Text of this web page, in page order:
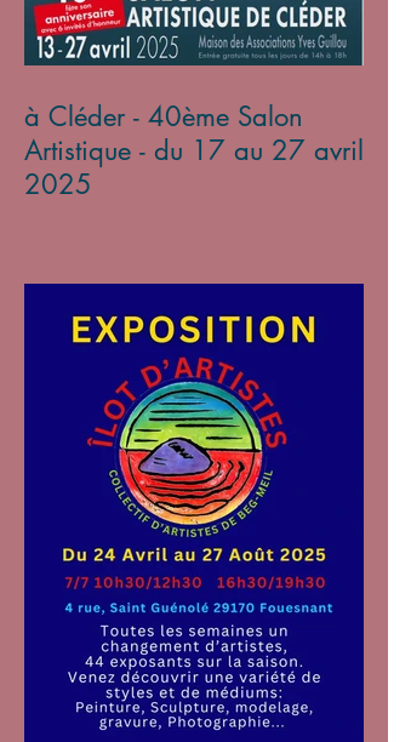
à Cléder - 40ème Salon
Artistique - du 17 au 27 avril
2025